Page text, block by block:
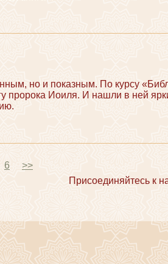
но и показным. По курсу
пророка Иоиля. И нашли в ней
6
>>
Присоединяйтесь к